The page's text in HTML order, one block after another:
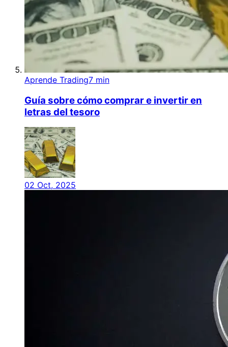
Aprende Trading7 min
Guía sobre cómo comprar e invertir en
letras del tesoro
02 Oct, 2025